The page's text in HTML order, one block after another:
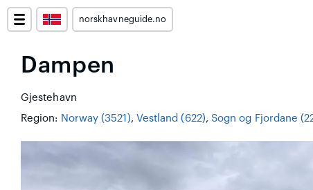
norskhavneguide.no
Dampen
Gjestehavn
Region: Norway (3521), Vestland (622), Sogn og Fjordane